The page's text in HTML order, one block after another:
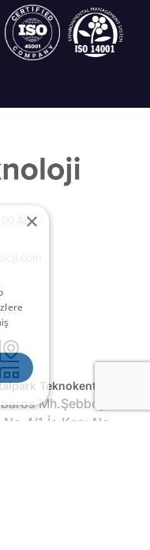
00 48
Teknokent
Mh.Şebboy
No:4/1 İç Kapı No:
×